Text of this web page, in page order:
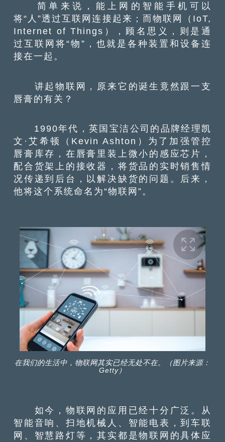
简单来说，能上网的智能手机可以
将“人”透过互联网连接起来；而物联网（IoT,
Internet of Things），顾名思义，则是通
过互联网将“物”，也就是各种装置和设备连
接在一起。
讲起物联网，原来它的诞生竟然跟一支
唇膏的有关？
1990年代，英国宝洁公司的品牌经理凯
文·艾希顿（Kevin Ashton）为了加强管控
唇膏库存，在唇膏里装上微小的感应芯片，
配合货架上的接收器，将货品的实时销售情
况传递到后台，以解决缺货的问题。后来，
他将这个系统命名为“物联网”。
在我们的生活中，物联网其实已经无处不在。（图片来源：
Getty）
如今，物联网的应用已经十分广泛。从
智能音响、扫地机械人、智能电表，到车联
网、智慧路灯等，其实都是物联网的具体应